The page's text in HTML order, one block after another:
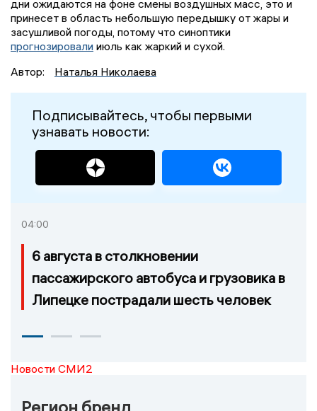
дни ожидаются на фоне смены воздушных масс, это и
принесет в область небольшую передышку от жары и
засушливой погоды, потому что синоптики
прогнозировали июль как жаркий и сухой.
Автор:
Наталья Николаева
Подписывайтесь, чтобы первыми
узнавать новости:
04:00
6 августа в столкновении
пассажирского автобуса и грузовика в
Липецке пострадали шесть человек
Новости СМИ2